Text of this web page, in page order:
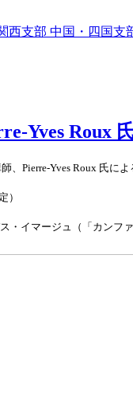
西支部 中国・四国支
Yves Roux
、Pierre-Yves Roux 氏に
）
・イマージュ（「カンフ